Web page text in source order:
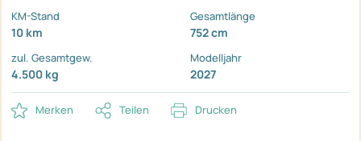
KM-Stand
10 km
Gesamtlänge
752 cm
zul. Gesamtgew.
4.500 kg
Modelljahr
2027
Merken Teilen Drucken